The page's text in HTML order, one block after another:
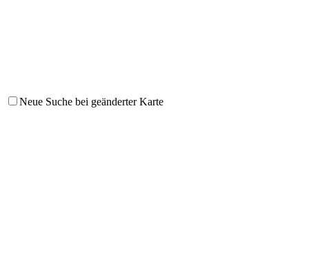
Neue Suche bei geänderter Karte